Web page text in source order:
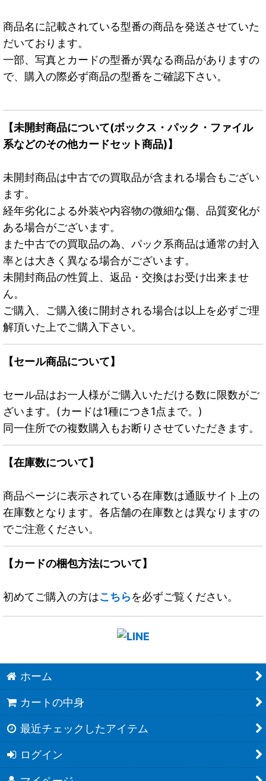
商品名に記載されている型番の商品を発送させていた
だいております。
一部、写真とカードの型番が異なる商品がありますの
で、購入の際必ず商品の型番をご確認下さい。
【未開封商品について(ボックス・パック・ファイル
系などのその他カードセット商品)】
未開封商品は中古での買取品が含まれる場合もござい
ます。
経年劣化による外装や内容物の微細な傷、品質変化が
ある場合がございます。
また中古での買取品の為、パック系商品は通常の封入
率とは大きく異なる場合がございます。
未開封商品の性質上、返品・交換はお受け出来ませ
ん。
ご購入、ご購入後に開封される場合は以上を必ずご理
解頂いた上でご購入下さい。
【セール商品について】
セール品はお一人様がご購入いただける数に限数がご
ざいます。(カードは1種につき1点まで。)
同一住所での複数購入もお断りさせていただきます。
【在庫数について】
商品ページに表示されている在庫数は通販サイト上の
在庫数となります。各店舗の在庫数とは異なりますの
でご注意ください。
【カードの梱包方法について】
初めてご購入の方はこちらを必ずご覧ください。
ホーム
カートの中身
最近チェックしたアイテム
ログイン